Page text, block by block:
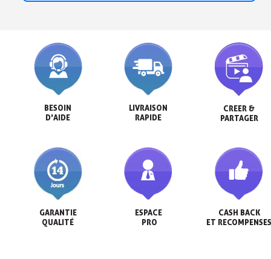
BESOIN
D'AIDE
LIVRAISON
RAPIDE
CREER &
PARTAGER
GARANTIE
QUALITÉ
ESPACE
PRO
CASH BACK
ET